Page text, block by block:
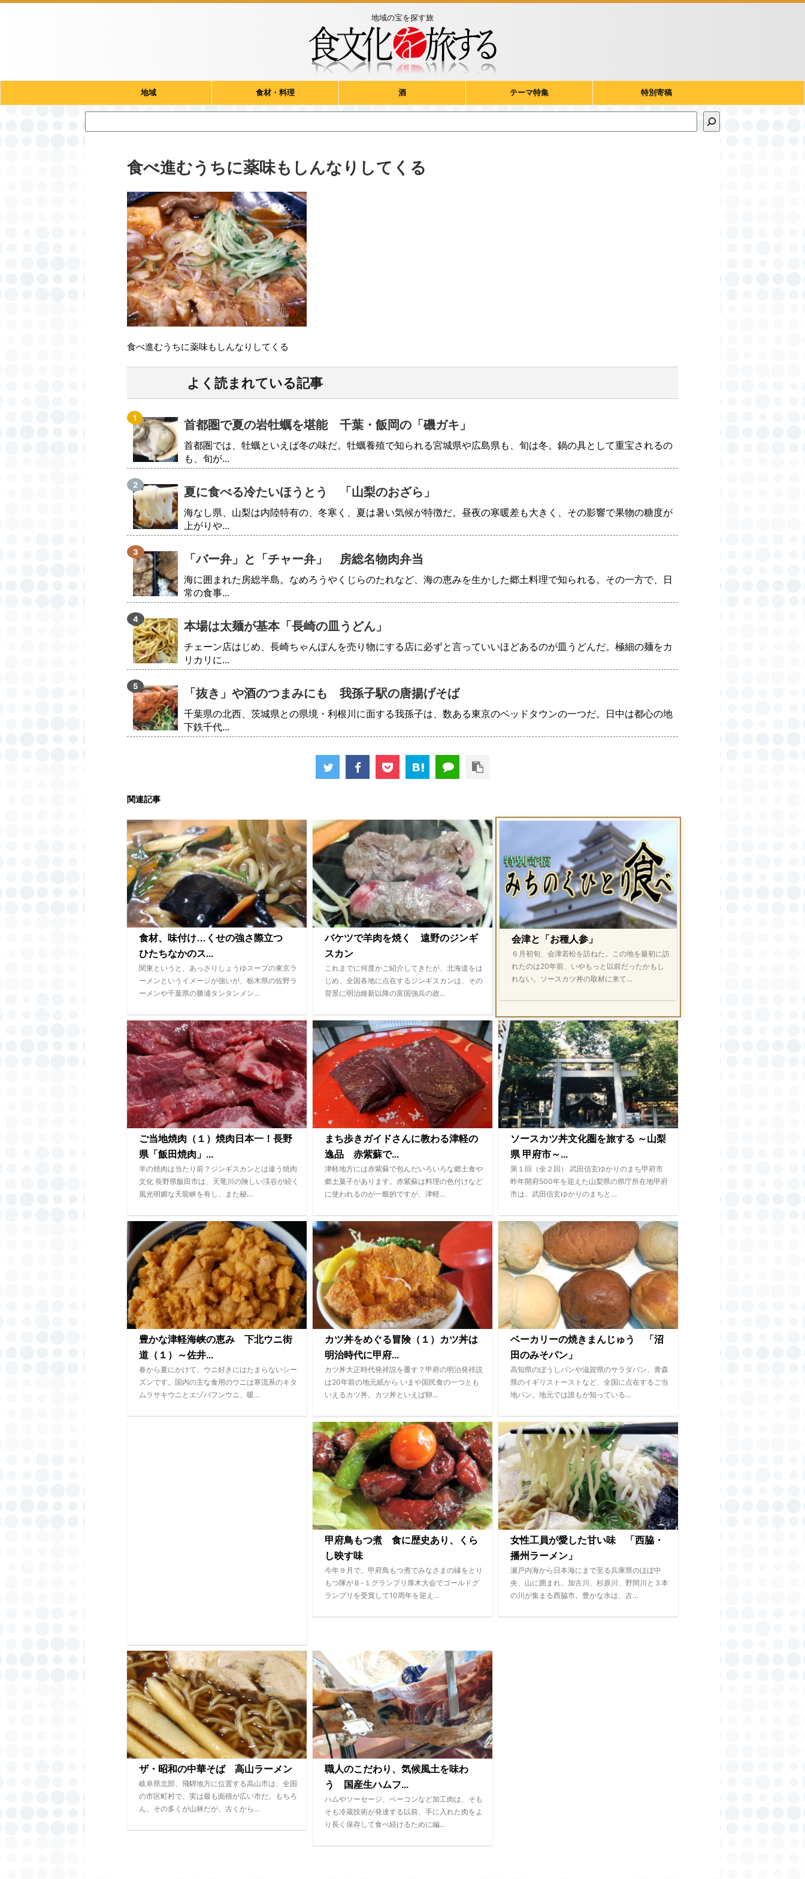
地域の宝を探す旅
地域 食材・料理 酒 テーマ特集 特別寄稿
食べ進むうちに薬味もしんなりしてくる
食べ進むうちに薬味もしんなりしてくる
よく読まれている記事
首都圏で夏の岩牡蠣を堪能 千葉・飯岡の「磯ガキ」
首都圏では、牡蠣といえば冬の味だ。牡蠣養殖で知られる宮城県や広島県も、旬は冬。鍋の具として重宝されるの
も、旬が...
夏に食べる冷たいほうとう 「山梨のおざら」
海なし県、山梨は内陸特有の、冬寒く、夏は暑い気候が特徴だ。昼夜の寒暖差も大きく、その影響で果物の糖度が
上がりや...
「バー弁」と「チャー弁」 房総名物肉弁当
海に囲まれた房総半島。なめろうやくじらのたれなど、海の恵みを生かした郷土料理で知られる。その一方で、日
常の食事...
本場は太麺が基本「長崎の皿うどん」
チェーン店はじめ、長崎ちゃんぽんを売り物にする店に必ずと言っていいほどあるのが皿うどんだ。極細の麺をカ
リカリに...
「抜き」や酒のつまみにも 我孫子駅の唐揚げそば
千葉県の北西、茨城県との県境・利根川に面する我孫子は、数ある東京のベッドタウンの一つだ。日中は都心の地
下鉄千代...
関連記事
食材、味付け…くせの強さ際立つ
ひたちなかのス...
関東というと、あっさりしょうゆスープの東京ラ
ーメンというイメージが強いが、栃木県の佐野ラ
ーメンや千葉県の勝浦タンタンメン…
バケツで羊肉を焼く 遠野のジンギ
スカン
これまでに何度かご紹介してきたが、北海道をは
じめ、全国各地に点在するジンギスカンは、その
背景に明治維新以降の富国強兵の政…
会津と「お種人参」
６月初旬、会津若松を訪ねた。この地を最初に訪
れたのは20年前、いやもっと以前だったかもし
れない。ソースカツ丼の取材に来て…
ご当地焼肉（１）焼肉日本一！長野
県「飯田焼肉」...
羊の焼肉は当たり前？ジンギスカンとは違う焼肉
文化 長野県飯田市は、天竜川の険しい渓谷が続く
風光明媚な天龍峡を有し、また秘…
まち歩きガイドさんに教わる津軽の
逸品 赤紫蘇で...
津軽地方には赤紫蘇で包んだいろいろな郷土食や
郷土菓子があります。赤紫蘇は料理の色付けなど
に使われるのが一般的ですが、津軽…
ソースカツ丼文化圏を旅する ～山梨
県 甲府市～...
第１回（全２回） 武田信玄ゆかりのまち甲府市
昨年開府500年を迎えた山梨県の県庁所在地甲府
市は、武田信玄ゆかりのまちと…
豊かな津軽海峡の恵み 下北ウニ街
道（１）～佐井...
春から夏にかけて、ウニ好きにはたまらないシー
ズンです。国内の主な食用のウニは寒流系のキタ
ムラサキウニとエゾバフンウニ、暖…
カツ丼をめぐる冒険（１）カツ丼は
明治時代に甲府...
カツ丼大正時代発祥説を覆す？甲府の明治発祥説
は20年前の地元紙から いまや国民食の一つとも
いえるカツ丼。カツ丼といえば卵…
ベーカリーの焼きまんじゅう 「沼
田のみそパン」
高知県のぼうしパンや滋賀県のサラダパン、青森
県のイギリストーストなど、全国に点在するご当
地パン。地元では誰もが知っている…
甲府鳥もつ煮 食に歴史あり、くら
し映す味
今年９月で、甲府鳥もつ煮でみなさまの縁をとり
もつ隊がＢ-１グランプリ厚木大会でゴールドグ
ランプリを受賞して10周年を迎え…
女性工員が愛した甘い味 「西脇・
播州ラーメン」
瀬戸内海から日本海にまで至る兵庫県のほぼ中
央、山に囲まれ、加古川、杉原川、野間川と３本
の川が集まる西脇市。豊かな水は、古…
ザ・昭和の中華そば 高山ラーメン
岐阜県北部、飛騨地方に位置する高山市は、全国
の市区町村で、実は最も面積が広い市だ。もちろ
ん、その多くが山林だが、古くから…
職人のこだわり、気候風土を味わ
う 国産生ハムフ...
ハムやソーセージ、ベーコンなど加工肉は、そも
そも冷蔵技術が発達する以前、手に入れた肉をよ
り長く保存して食べ続けるために編…